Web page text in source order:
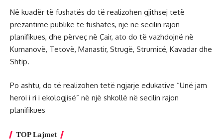
Në kuadër të fushatës do të realizohen gjithsej tetë
prezantime publike të fushatës, një në secilin rajon
planifikues, dhe përveç në Çair, ato do të vazhdojnë në
Kumanovë, Tetovë, Manastir, Strugë, Strumicë, Kavadar dhe
Shtip.
Po ashtu, do të realizohen tetë ngjarje edukative “Unë jam
heroi i ri i ekologjisë” në një shkollë në secilin rajon
planifikues
TOP Lajmet